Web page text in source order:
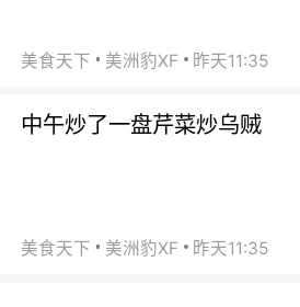
美食天下 美洲豹XF 昨天11:35
中午炒了一盘芹菜炒乌贼
美食天下 美洲豹XF 昨天11:35